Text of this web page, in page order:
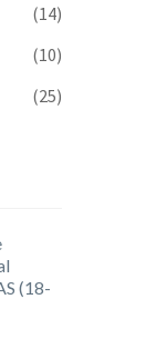
(14)
(10)
(25)
(18-